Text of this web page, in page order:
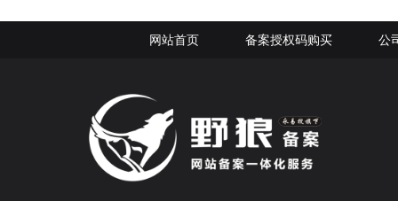
网站首页 备案授权码购买 公